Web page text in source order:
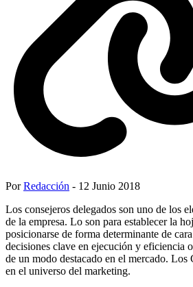
PorRedacción - 12 Junio 2018
Los consejeros delegados son uno de los
de la empresa. Lo son para establecer la
posicionarse de forma determinante de
decisiones clave en ejecución y eficiencia
de un modo destacado en el mercado. Los
en el universo del marketing.